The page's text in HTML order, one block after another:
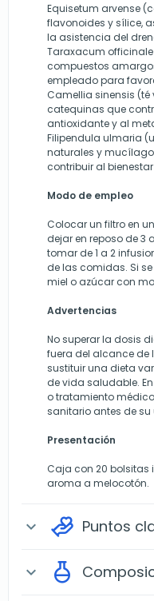
Equisetum arvense
flavonoides y sílice,
la asistencia del
Taraxacum
compuestos
empleado para
Camellia sinensis (té
catequinas que
antioxidante y al
Filipendula ulmaria
naturales y
contribuir al
Modo de empleo
Colocar un filtro en
dejar en reposo de 3
tomar de 1 a 2
de las comidas. Si
miel o azúcar con
Advertencias
No superar la dosis
fuera del alcance de
sustituir una dieta
de vida saludable.
o tratamiento
sanitario antes de su
Presentación
Caja con 20 bolsitas
aroma a melocotón.
expand_more Puntos
expand_more